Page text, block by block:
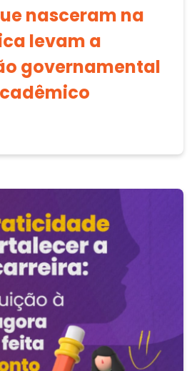
nasceram na
levam a
governamental